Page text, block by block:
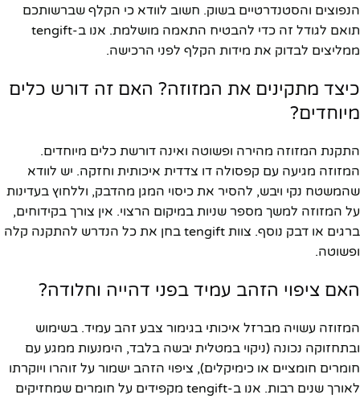
הנפוצים והסטנדרטיים בשוק. חשוב לוודא כי הקלף שברשותכם
תואם לגודל זה כדי להבטיח התאמה מושלמת. אנו ב-tengift
ממליצים לבדוק את מידות הקלף לפני הרכישה.
כיצד מתקינים את המזוזה? האם זה דורש כלים
מיוחדים?
התקנת המזוזה מהירה ופשוטה ואינה דורשת כלים מיוחדים.
המזוזה מגיעה עם קפסולה דו צדדית איכותית וחזקה. יש לוודא
שהמשטח נקי ויבש, להסיר את כיסוי המגן מהדבק, וללחוץ בעדינות
על המזוזה למשך מספר שניות במיקום הרצוי. אין צורך בקידוחים,
ברגים או דבק נוסף. צוות tengift בחן את כל הנדרש להתקנה קלה
ופשוטה.
האם ציפוי הזהב עמיד בפני דהייה וחלודה?
המזוזה עשויה מברזל איכותי בגימור צבע זהב עמיד. בשימוש
ובתחזוקה נכונה (ניקוי במטלית יבשה בלבד, הימנעות ממגע עם
חומרים חומציים או כימיקלים), ציפוי הזהב ישמור על זוהרו ויוקרתו
לאורך שנים רבות. אנו ב-tengift מקפידים על חומרים שמחזיקים